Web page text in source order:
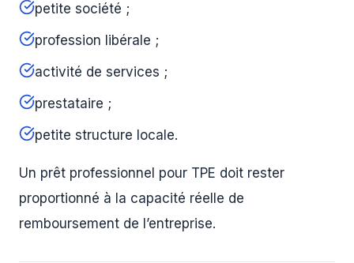
petite société ;
profession libérale ;
activité de services ;
prestataire ;
petite structure locale.
Un prêt professionnel pour TPE doit rester
proportionné à la capacité réelle de
remboursement de l’entreprise.